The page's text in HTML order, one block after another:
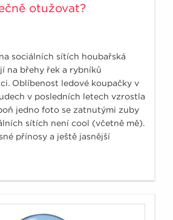
otužovat?
sociálních sítích houbařská
na břehy řek a rybníků
Oblíbenost ledové koupačky v
v posledních letech vzrostla
jedno foto se zatnutými zuby
sítích není cool (včetně mě).
přínosy a ještě jasnější